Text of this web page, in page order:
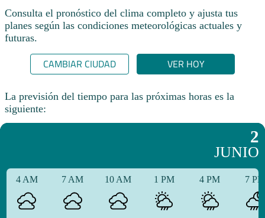
Consulta el pronóstico del clima completo y ajusta tus
planes según las condiciones meteorológicas actuales y
futuras.
CAMBIAR CIUDAD VER HOY
La previsión del tiempo para las próximas horas es la
siguiente:
2
JUNIO
4 AM 7 AM 10 AM 1 PM 4 PM 7